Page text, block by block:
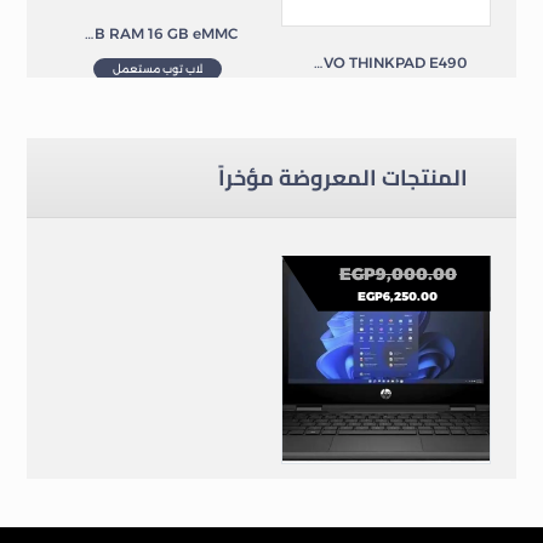
LENOVO THINKPAD E490
Dell Wyse 5470 Thin Client 14″ HD Laptop Celeron 4 GB RAM 16 GB eMMC
لاب توب مستعمل
المنتجات المعروضة مؤخراً
EGP9,000.00
EGP6,250.00